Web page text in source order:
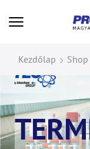
Kezdőlap Shop